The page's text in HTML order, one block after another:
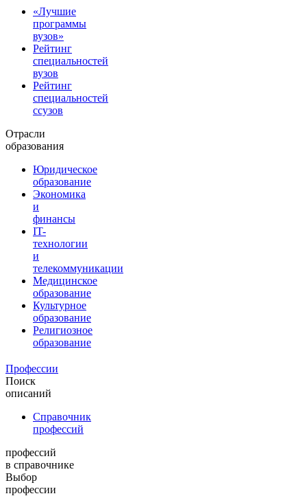
«Лучшие
программы
вузов»
Рейтинг
специальностей
вузов
Рейтинг
специальностей
ссузов
Отрасли
образования
Юридическое
образование
Экономика
и
финансы
IT-
технологии
и
телекоммуникации
Медицинское
образование
Культурное
образование
Религиозное
образование
Профессии
Поиск
описаний
Справочник
профессий
профессий
в справочнике
Выбор
профессии